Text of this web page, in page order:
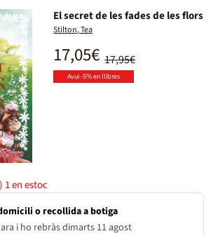
El secret de les fades de les flors
Stilton, Tea
17,95€
17,05€
Avui -5% en llibres
1en estoc
o recollida a botiga
i ho rebràs dimarts 11 agost